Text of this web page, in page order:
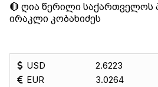
🔴 ღია წერილი საქართველოს
ირაკლი კობახიძეს
USD
EUR
2.6223
3.0264